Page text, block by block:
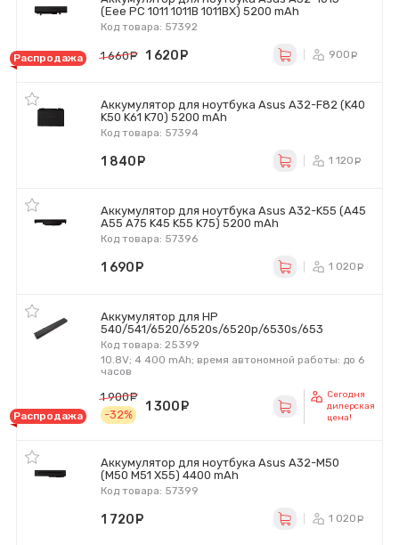
(Eee PC 1011 1011B 1011BX) 5200 mAh
Код товара: 57392
Распродажа 1 660 руб.
1 620 900
Аккумулятор для ноутбука Asus A32-F82 (K40
K50 K61 K70) 5200 mAh
Код товара: 57394
1 840 1 120
Аккумулятор для ноутбука Asus A32-K55 (A45
A55 A75 K45 K55 K75) 5200 mAh
Код товара: 57396
1 690 1 020
Аккумулятор для HP
540/541/6520/6520s/6520p/6530s/653
Код товара: 25399
10.8V; 4 400 mAh; время автономной работы: до 6
часов
Распродажа
1 900
-32%
1 300
Сегодня
дилерская
цена!
Аккумулятор для ноутбука Asus A32-M50
(M50 M51 X55) 4400 mAh
Код товара: 57399
1 720 1 020